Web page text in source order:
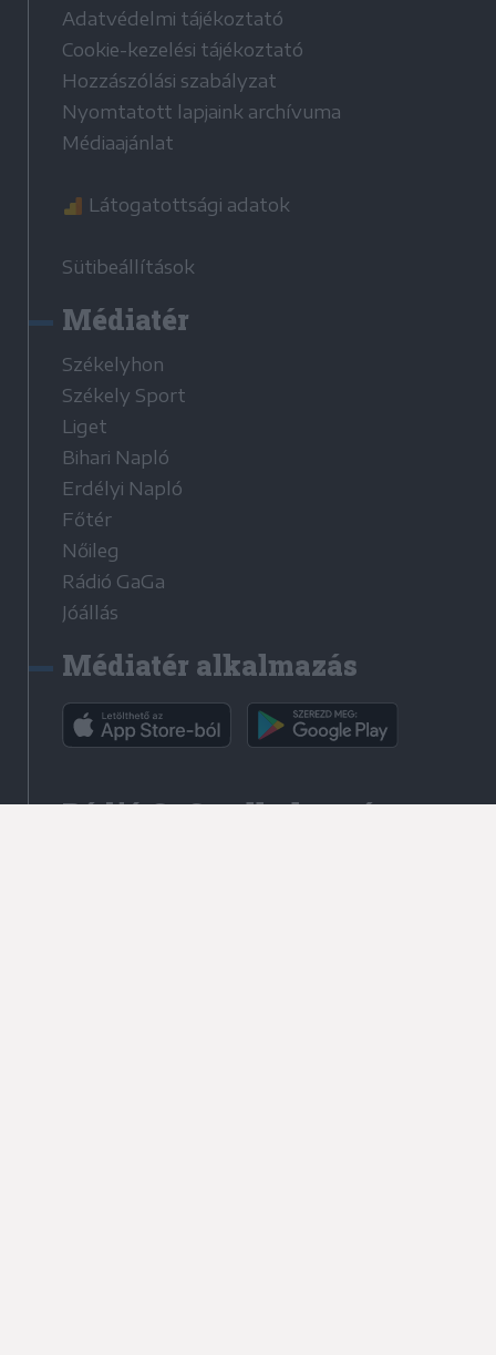
Adatvédelmi tájékoztató
Cookie-kezelési tájékoztató
Hozzászólási szabályzat
Nyomtatott lapjaink archívuma
Médiaajánlat
Látogatottsági adatok
Sütibeállítások
Médiatér
Székelyhon
Székely Sport
Liget
Bihari Napló
Erdélyi Napló
Főtér
Nőileg
Rádió GaGa
Jóállás
Médiatér alkalmazás
Rádió GaGa alkalmazás